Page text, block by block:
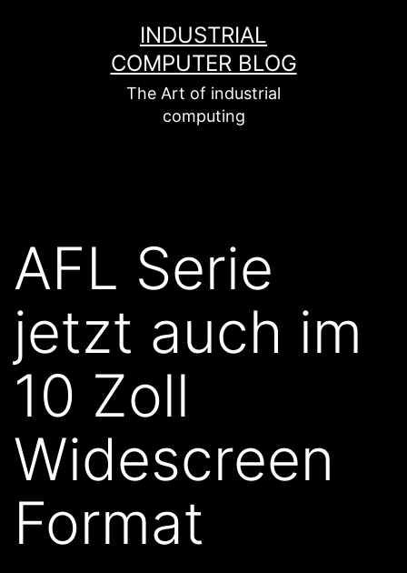
INDUSTRIAL
COMPUTER BLOG
The Art of industrial
computing
AFL Serie
jetzt auch im
10 Zoll
Widescreen
Format